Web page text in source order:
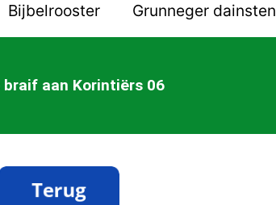
Bijbelrooster Grunneger dainsten
braif aan Korintiërs 06